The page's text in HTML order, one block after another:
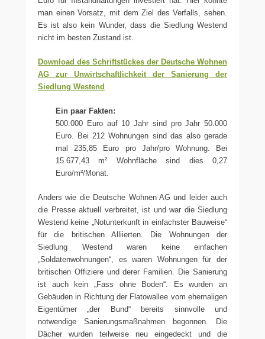
man einen Vorsatz, mit dem Ziel des Verfalls, sehen.
Es ist also kein Wunder, dass die Siedlung Westend
nicht im besten Zustand ist.
Download des Schriftstückes der Deutsche Wohnen
AG zur Unwirtschaftlichkeit der Sanierung der
Siedlung Westend
Ein paar Fakten:
500.000 Euro auf 10 Jahr sind pro Jahr 50.000
Euro. Bei 212 Wohnungen sind das also gerade
mal 235,85 Euro pro Jahr/pro Wohnung. Bei
15.677,43 m² Wohnfläche sind dies 0,27
Euro/m²/Monat.
Anders wie die Deutsche Wohnen AG und leider auch
die Presse aktuell verbreitet, ist und war die Siedlung
Westend keine „Notunterkunft in einfachster Bauweise“
für die britischen Alliierten. Die Wohnungen der
Siedlung Westend waren keine einfachen
„Soldatenwohnungen“, es waren Wohnungen für der
britischen Offiziere und derer Familien. Die Sanierung
ist auch kein „Fass ohne Boden“. Es wurden an
Gebäuden in Richtung der Flatowallee vom ehemaligen
Eigentümer „der Bund“ bereits sinnvolle und
notwendige Sanierungsmaßnahmen begonnen. Die
Dächer wurden teilweise neu eingedeckt und die